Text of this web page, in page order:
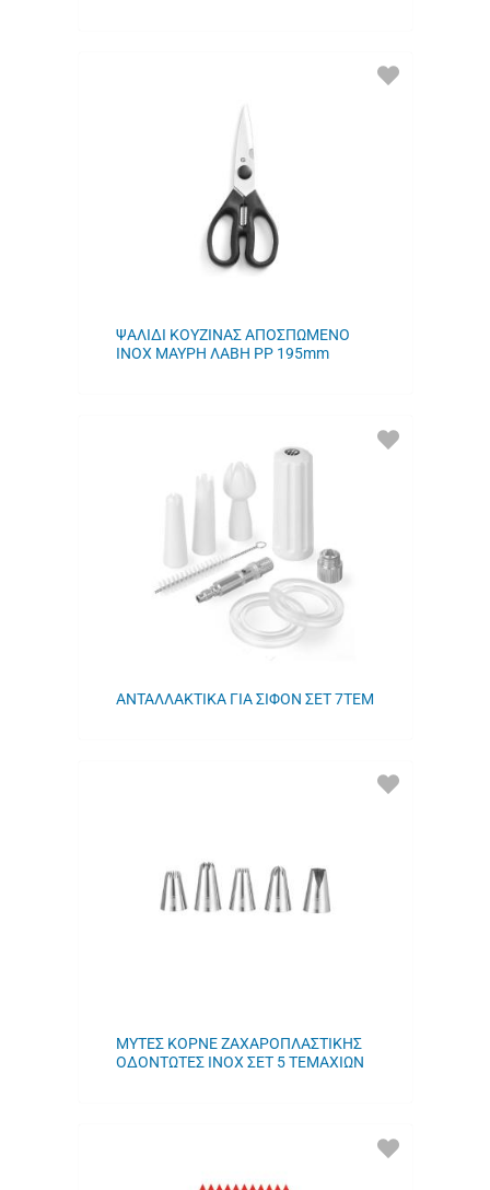
ΨΑΛΙΔΙ ΚΟΥΖΙΝΑΣ ΑΠΟΣΠΩΜΕΝΟ
INOX ΜΑΥΡΗ ΛΑΒΗ PP 195mm
ΠΡΟΣΘΗΚΗ
ΑΝΤΑΛΛΑΚΤΙΚΑ ΓΙΑ ΣΙΦΟΝ ΣΕΤ 7ΤΕΜ
ΠΡΟΣΘΗΚΗ
ΜΥΤΕΣ ΚΟΡΝΕ ΖΑΧΑΡΟΠΛΑΣΤΙΚΗΣ
ΟΔΟΝΤΩΤΕΣ INOX ΣΕΤ 5 ΤΕΜΑΧΙΩΝ
ΠΡΟΣΘΗΚΗ
ΠΡΟΣΘΗΚΗ